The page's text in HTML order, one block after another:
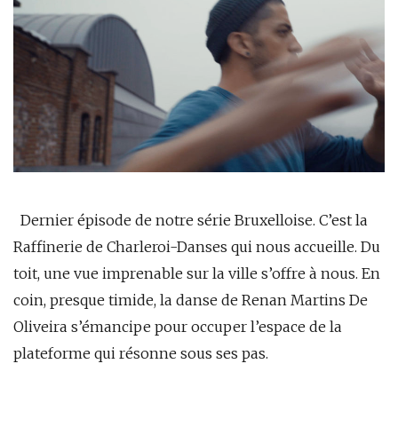
Dernier épisode de notre série Bruxelloise. C’est la
Raffinerie de Charleroi-Danses qui nous accueille. Du
toit, une vue imprenable sur la ville s’offre à nous. En
coin, presque timide, la danse de Renan Martins De
Oliveira s’émancipe pour occuper l’espace de la
plateforme qui résonne sous ses pas.